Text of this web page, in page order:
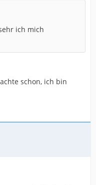
ich mich
schon, ich bin